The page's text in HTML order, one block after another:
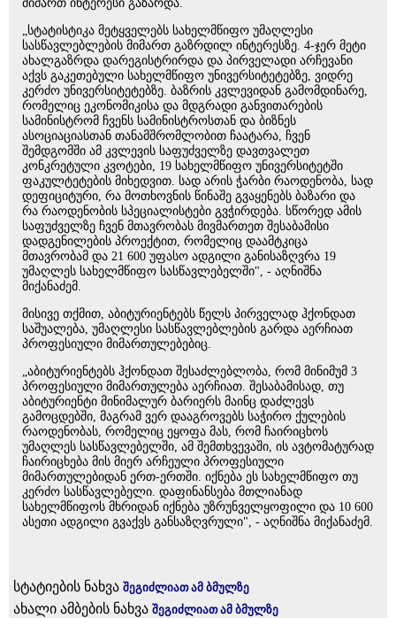
მიმართ ინტერესი გაზარდა.
„სტატისტიკა მეტყველებს სახელმწიფო უმაღლესი
სასწავლებლების მიმართ გაზრდილ ინტერესზე. 4-ჯერ მეტი
ახალგაზრდა დარეგისტრირდა და პირველადი არჩევანი
აქვს გაკეთებული სახელმწიფო უნივერსიტეტებზე, ვიდრე
კერძო უნივერსიტეტებზე. ბაზრის კვლევიდან გამომდინარე,
რომელიც ეკონომიკისა და მდგრადი განვითარების
სამინისტრომ ჩვენს სამინისტროსთან და ბიზნეს
ასოციაციასთან თანამშრომლობით ჩაატარა, ჩვენ
შემდგომში ამ კვლევის საფუძველზე დავთვალეთ
კონკრეტული კვოტები, 19 სახელმწიფო უნივერსიტეტში
ფაკულტეტების მიხედვით. სად არის ჭარბი რაოდენობა, სად
დეფიციტური, რა მოთხოვნის წინაშე გვაყენებს ბაზარი და
რა რაოდენობის სპეციალისტები გვჭირდება. სწორედ ამის
საფუძველზე ჩვენ მთავრობას მივმართეთ შესაბამისი
დადგენილების პროექტით, რომელიც დაამტკიცა
მთავრობამ და 21 600 უფასო ადგილი განისაზღვრა 19
უმაღლეს სახელმწიფო სასწავლებელში", - აღნიშნა
მიქანაძემ.
მისივე თქმით, აბიტურიენტებს წელს პირველად ჰქონდათ
საშუალება, უმაღლესი სასწავლებლების გარდა აერჩიათ
პროფესიული მიმართულებებიც.
„აბიტურიენტებს ჰქონდათ შესაძლებლობა, რომ მინიმუმ 3
პროფესიული მიმართულება აერჩიათ. შესაბამისად, თუ
აბიტურიენტი მინიმალურ ბარიერს მაინც დაძლევს
გამოცდებში, მაგრამ ვერ დააგროვებს საჭირო ქულების
რაოდენობას, რომელიც ეყოფა მას, რომ ჩაირიცხოს
უმაღლეს სასწავლებელში, ამ შემთხვევაში, ის ავტომატურად
ჩაირიცხება მის მიერ არჩეული პროფესიული
მიმართულებიდან ერთ-ერთში. იქნება ეს სახელმწიფო თუ
კერძო სასწავლებელი. დაფინანსება მთლიანად
სახელმწიფოს მხრიდან იქნება უზრუნველყოფილი და 10 600
ასეთი ადგილი გვაქვს განსაზღვრული", - აღნიშნა მიქანაძემ.
სტატიების ნახვა შეგიძლიათ ამ ბმულზე
ახალი ამბების ნახვა შეგიძლიათ ამ ბმულზე